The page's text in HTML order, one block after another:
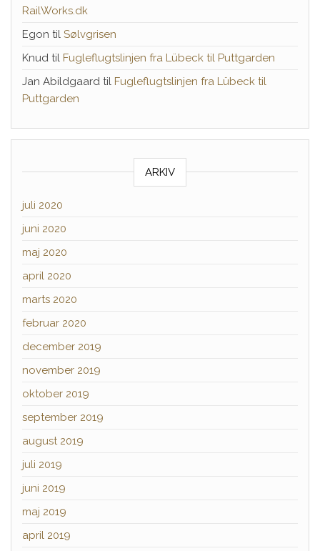
RailWorks.dk
Egon til Sølvgrisen
Knud til Fugleflugtslinjen fra Lübeck til Puttgarden
Jan Abildgaard til Fugleflugtslinjen fra Lübeck til
Puttgarden
ARKIV
juli 2020
juni 2020
maj 2020
april 2020
marts 2020
februar 2020
december 2019
november 2019
oktober 2019
september 2019
august 2019
juli 2019
juni 2019
maj 2019
april 2019